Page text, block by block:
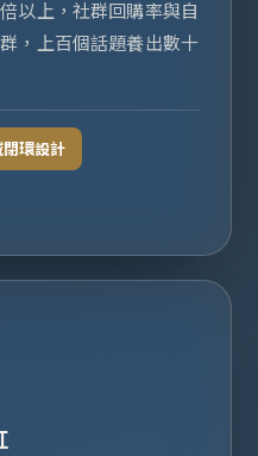
以上，社群回購率與自
，上百個話題養出數十
環設計